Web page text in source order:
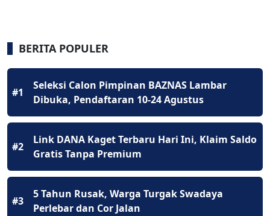
BERITA POPULER
#1
Seleksi Calon Pimpinan BAZNAS Lambar
Dibuka, Pendaftaran 10-24 Agustus
#2
Link DANA Kaget Terbaru Hari Ini, Klaim Saldo
Gratis Tanpa Premium
#3
5 Tahun Rusak, Warga Turgak Swadaya
Perlebar dan Cor Jalan